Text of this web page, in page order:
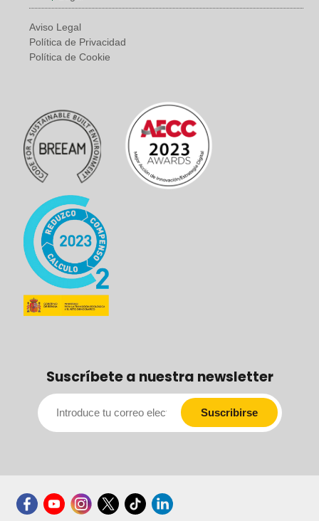
Aviso Legal
Política de Privacidad
Política de Cookie
Suscríbete a nuestra newsletter